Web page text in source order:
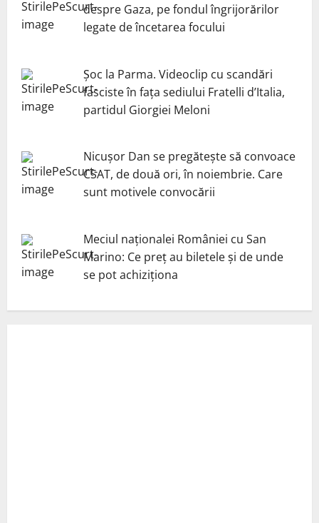
despre Gaza, pe fondul îngrijorărilor
legate de încetarea focului
Șoc la Parma. Videoclip cu scandări
fasciste în fața sediului Fratelli d’Italia,
partidul Giorgiei Meloni
Nicuşor Dan se pregăteşte să convoace
CSAT, de două ori, în noiembrie. Care
sunt motivele convocării
Meciul naționalei României cu San
Marino: Ce preț au biletele și de unde
se pot achiziționa